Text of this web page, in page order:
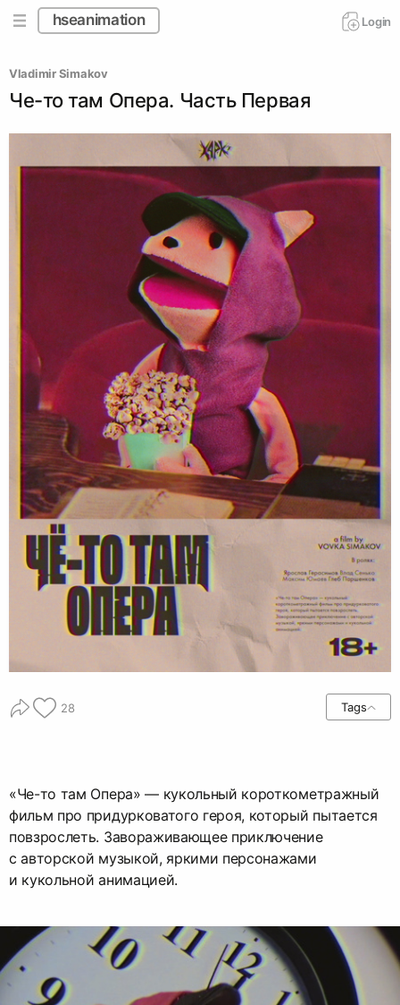
hseanimation Login
Vladimir Simakov
Че-то там Опера. Часть Первая
28 Tags
«Че-то там Опера» — кукольный короткометражный
фильм про придурковатого героя, который пытается
повзрослеть. Завораживающее приключение
с авторской музыкой, яркими персонажами
и кукольной анимацией.